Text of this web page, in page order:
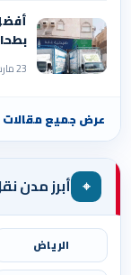
23 مارس 2026
عرض جميع
⌖ أبرز مدن
الرياض